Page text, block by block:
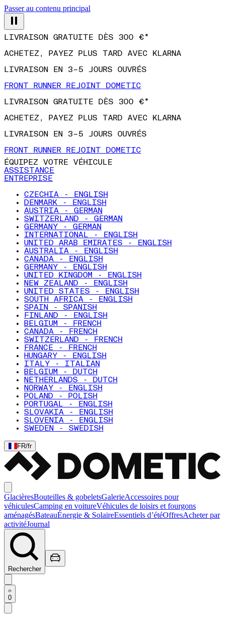
Passer au contenu principal
LIVRAISON GRATUITE DÈS 300 €*
ACHETEZ, PAYEZ PLUS TARD AVEC KLARNA
LIVRAISON EN 3–5 JOURS OUVRÉS
FRONT RUNNER REJOINT DOMETIC
LIVRAISON GRATUITE DÈS 300 €*
ACHETEZ, PAYEZ PLUS TARD AVEC KLARNA
LIVRAISON EN 3–5 JOURS OUVRÉS
FRONT RUNNER REJOINT DOMETIC
ÉQUIPEZ VOTRE VÉHICULE
ASSISTANCE
ENTREPRISE
CZECHIA - ENGLISH
DENMARK - ENGLISH
AUSTRIA - GERMAN
SWITZERLAND - GERMAN
GERMANY - GERMAN
INTERNATIONAL - ENGLISH
UNITED ARAB EMIRATES - ENGLISH
AUSTRALIA - ENGLISH
CANADA - ENGLISH
GERMANY - ENGLISH
UNITED KINGDOM - ENGLISH
NEW ZEALAND - ENGLISH
UNITED STATES - ENGLISH
SOUTH AFRICA - ENGLISH
SPAIN - SPANISH
FINLAND - ENGLISH
BELGIUM - FRENCH
CANADA - FRENCH
SWITZERLAND - FRENCH
FRANCE - FRENCH
HUNGARY - ENGLISH
ITALY - ITALIAN
BELGIUM - DUTCH
NETHERLANDS - DUTCH
NORWAY - ENGLISH
POLAND - POLISH
PORTUGAL - ENGLISH
SLOVAKIA - ENGLISH
SLOVENIA - ENGLISH
SWEDEN - SWEDISH
FR/fr
GlacièresBouteilles & gobeletsGalerieAccessoires pour
véhiculesCamping en voitureVéhicules de loisirs et fourgons
aménagésBateauÉnergie & SolaireEssentiels d’étéOffresAcheter par
activitéJournal
Rechercher
0